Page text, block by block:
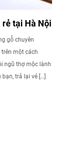
rẻ tại Hà Nội
gỗ chuyên
một cách
ngũ thợ mộc lành
trả lại vẻ […]